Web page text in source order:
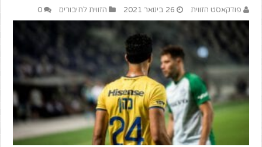
פודקאסט הזווית 26 בינואר 2021 הזווית לחיבורים 0